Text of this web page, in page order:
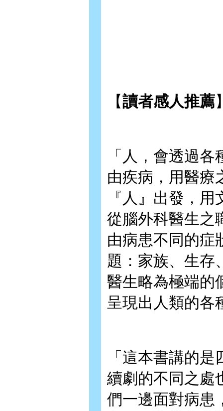
【讀者感人推薦
「人，會透過
由疾病，用醫療
『人』出發，
從腦外科醫生之
由病患不同的症
題：家族、生存
醫生略為極端的
呈現出人類的各
「這本書講的
續劇的不同之處
們一邊面對病患